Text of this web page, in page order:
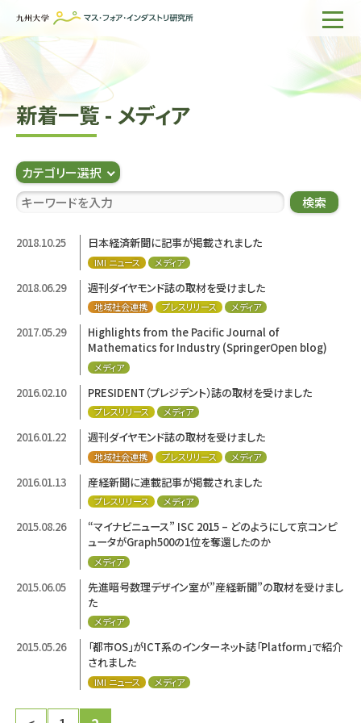
ホーム
IMIについて
組織・所員
研究活動
企業の方へ
サイト内検索
新着一覧 - メディア
カテゴリー選択
検索
2018.10.25 日本経済新聞に記事が掲載されました
IMI ニュース メディア
2018.06.29 週刊ダイヤモンド誌の取材を受けました
地域社会連携 プレスリリース メディア
2017.05.29
Highlights from the Pacific Journal of
Mathematics for Industry (SpringerOpen blog)
メディア
2016.02.10 PRESIDENT（プレジデント）誌の取材を受けました
プレスリリース メディア
2016.01.22 週刊ダイヤモンド誌の取材を受けました
地域社会連携 プレスリリース メディア
2016.01.13 産経新聞に連載記事が掲載されました
プレスリリース メディア
2015.08.26
“マイナビニュース” ISC 2015 – どのようにして京コンピ
ュータがGraph500の1位を奪還したのか
メディア
2015.06.05
先進暗号数理デザイン室が”産経新聞”の取材を受けまし
た
メディア
2015.05.26
「都市OS」がICT系のインターネット誌「Platform」で紹介
されました
IMI ニュース メディア